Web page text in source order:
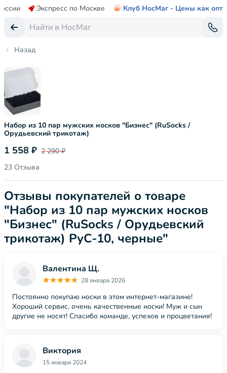
Экспресс по Москве Клуб НосМаг - Цены как опт
Назад
Набор из 10 пар мужских носков "Бизнес" (RuSocks /
Орудьевский трикотаж)
1 558 ₽ 2 290 ₽
23 Отзыва
Отзывы покупателей о товаре
"Набор из 10 пар мужских носков
"Бизнес" (RuSocks / Орудьевский
трикотаж) РуС-10, черные"
Валентина Щ.
28 января 2026
Постоянно покупаю носки в этом интернет-магазине!
Хороший сервис, очень качественные носки! Муж и сын
другие не носят! Спасибо команде, успехов и процветания!
Виктория
15 января 2024